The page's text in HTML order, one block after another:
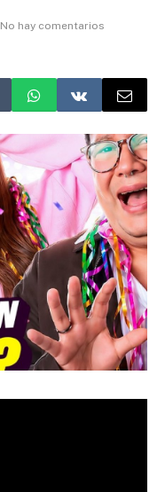
No hay comentarios